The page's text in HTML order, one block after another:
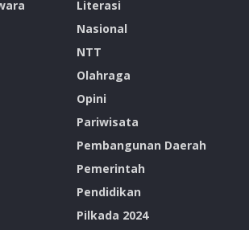
bahwa keberadaan PLTP
perubahan nyata bagi desa-desa di
air adalah kebutuhan paling
berkomitmen menyelesaikan
ujar Rizki.
(GM) PT PLN (Persero) UIP Nusra
PT PLN (Persero) UIP Nusra
Rizki Aftarianto
dan Lingkungan (TJSL)
Literasi
Nasional
NTT
Olahraga
Opini
Pariwisata
Pembangunan Daerah
Pemerintah
Pendidikan
Pilkada 2024